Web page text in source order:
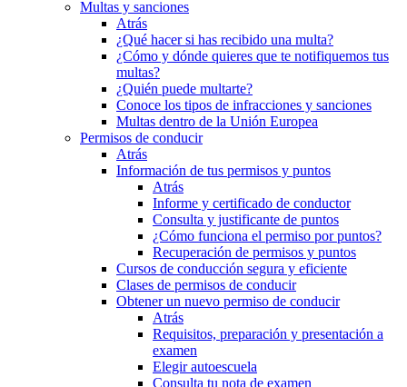
Multas y sanciones
Atrás
¿Qué hacer si has recibido una multa?
¿Cómo y dónde quieres que te notifiquemos tus
multas?
¿Quién puede multarte?
Conoce los tipos de infracciones y sanciones
Multas dentro de la Unión Europea
Permisos de conducir
Atrás
Información de tus permisos y puntos
Atrás
Informe y certificado de conductor
Consulta y justificante de puntos
¿Cómo funciona el permiso por puntos?
Recuperación de permisos y puntos
Cursos de conducción segura y eficiente
Clases de permisos de conducir
Obtener un nuevo permiso de conducir
Atrás
Requisitos, preparación y presentación a
examen
Elegir autoescuela
Consulta tu nota de examen